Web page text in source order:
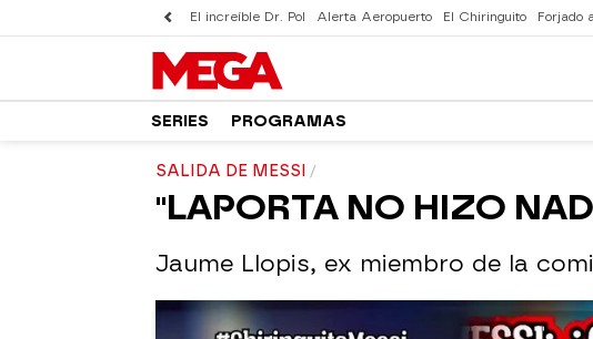
El increíble Dr. Pol Alerta Aeropuerto El Chiringuito Forjado
SERIES PROGRAMAS
SALIDA DE MESSI
"LAPORTA NO HIZO
Jaume Llopis, ex miembro de la